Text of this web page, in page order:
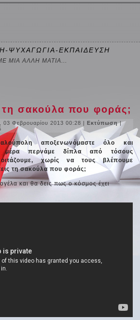
ΨΥΧΑΓΩΓΙΑ-ΕΚΠΑΙΔΕΥΣΗ
ΜΙΑ ΑΛΛΗ ΜΑΤΙΑ...
τη σακούλα που φοράς;
03 Φεβρουαρίου 2013 00:28 |Εκτύπωση|
αποξενωνόμαστε όλο και
μέρα περνάμε δίπλα από τόσους
χωρίς να τους βλέπουμε
τη σακούλα που φοράς;
και θα δεις πως ο κόσμος έχει